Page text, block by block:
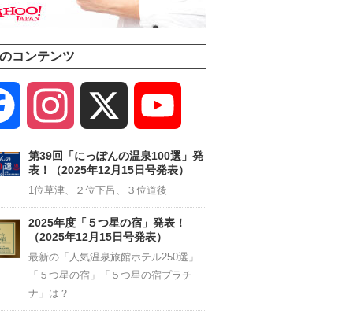
コンテンツ
Facebook Instagram
Channel
第39回「にっぽんの温泉100選」発
表！（2025年12月15日号発表）
1位草津、２位下呂、３位道後
2025年度「５つ星の宿」発表！
（2025年12月15日号発表）
最新の「人気温泉旅館ホテル250選」
「５つ星の宿」「５つ星の宿プラチ
ナ」は？